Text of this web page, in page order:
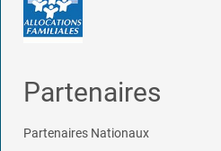
Partenaires
Partenaires Nationaux